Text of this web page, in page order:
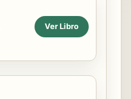
Ver Libro